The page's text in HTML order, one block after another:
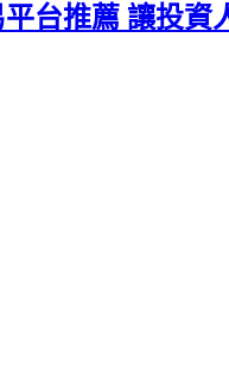
台推薦 讓投資